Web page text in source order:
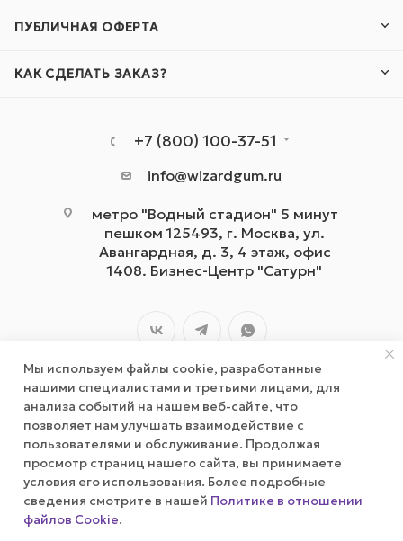
ПУБЛИЧНАЯ ОФЕРТА
КАК СДЕЛАТЬ ЗАКАЗ?
+7 (800) 100-37-51
info@wizardgum.ru
метро "Водный стадион" 5 минут
пешком 125493, г. Москва, ул.
Авангардная, д. 3, 4 этаж, офис
1408. Бизнес-Центр "Сатурн"
2026 © wizardgum.ru, 2021
Мы используем файлы cookie, разработанные
нашими специалистами и третьими лицами, для
анализа событий на нашем веб-сайте, что
позволяет нам улучшать взаимодействие с
пользователями и обслуживание. Продолжая
просмотр страниц нашего сайта, вы принимаете
условия его использования. Более подробные
сведения смотрите в нашей Политике в отношении
файлов Cookie.